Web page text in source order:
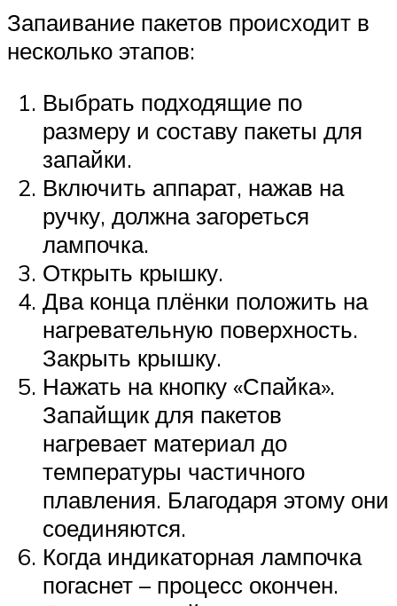
Запаивание пакетов происходит в
несколько этапов:
Выбрать подходящие по
размеру и составу пакеты для
запайки.
Включить аппарат, нажав на
ручку, должна загореться
лампочка.
Открыть крышку.
Два конца плёнки положить на
нагревательную поверхность.
Закрыть крышку.
Нажать на кнопку «Спайка».
Запайщик для пакетов
нагревает материал до
температуры частичного
плавления. Благодаря этому они
соединяются.
Когда индикаторная лампочка
погаснет – процесс окончен.